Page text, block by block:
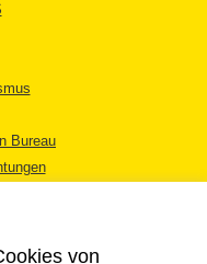
Bureau
von